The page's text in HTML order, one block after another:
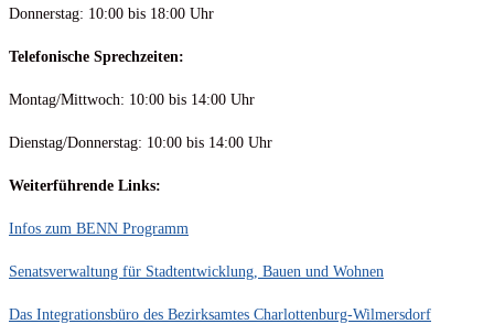
Donnerstag: 10:00 bis 18:00 Uhr
Telefonische Sprechzeiten:
Montag/Mittwoch: 10:00 bis 14:00 Uhr
Dienstag/Donnerstag: 10:00 bis 14:00 Uhr
Weiterführende Links:
Infos zum BENN Programm
Senatsverwaltung für Stadt­ent­wicklung, Bauen und Wohnen
Das Integrationsbüro des Bezirksamtes Charlottenburg-Wilmersdorf